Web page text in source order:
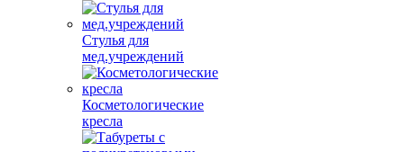
Стулья для
мед.учреждений
Косметологические
кресла